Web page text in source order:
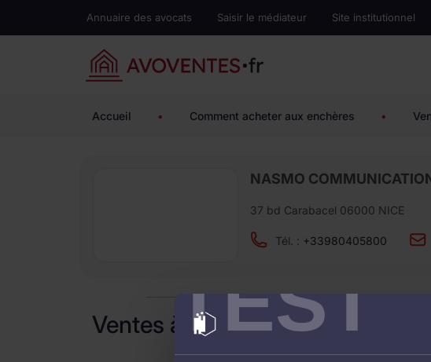
TEST
Annuaire des avocats Saisir le médiateur Site institutionnel
Accueil • Comment acheter aux enchères •
NASMO
37 bd Carabacel 06000 NICE
Tél. : +33980405800
Ventes à venir